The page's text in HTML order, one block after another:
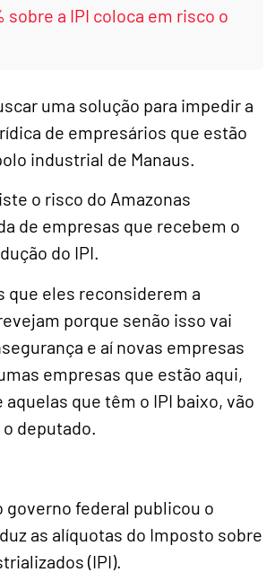
sobre a IPI coloca em risco o
uma solução para impedir a
de empresários que estão
industrial de Manaus.
o risco do Amazonas
de empresas que recebem o
do IPI.
que eles reconsiderem a
porque senão isso vai
e aí novas empresas
empresas que estão aqui,
que têm o IPI baixo, vão
deputado.
governo federal publicou o
as alíquotas do Imposto sobre
(IPI).